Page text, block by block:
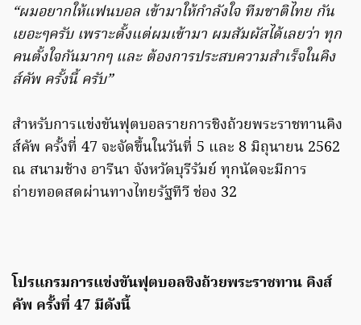
“ผมอยากให้แฟนบอล เข้ามาให้กำลังใจ ทีมชาติไทย กัน
เยอะๆครับ เพราะตั้งแต่ผมเข้ามา ผมสัมผัสได้เลยว่า ทุก
คนตั้งใจกันมากๆ และ ต้องการประสบความสำเร็จในคิง
ส์คัพ ครั้งนี้ ครับ”
สำหรับการแข่งขันฟุตบอลรายการชิงถ้วยพระราชทานคิง
ส์คัพ ครั้งที่ 47 จะจัดขึ้นในวันที่ 5 และ 8 มิถุนายน 2562
ณ สนามช้าง อารีนา จังหวัดบุรีรัมย์ ทุกนัดจะมีการ
ถ่ายทอดสดผ่านทางไทยรัฐทีวี ช่อง 32
โปรแกรมการแข่งขันฟุตบอลชิงถ้วยพระราชทาน คิงส์
คัพ ครั้งที่ 47 มีดังนี้